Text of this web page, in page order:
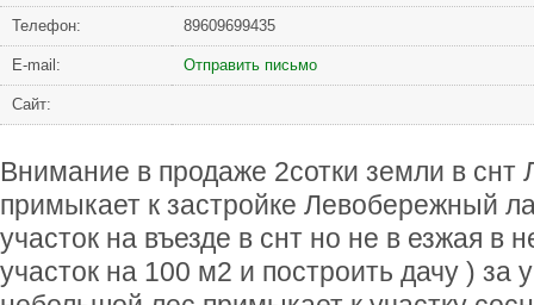
Телефон: 89609699435
Е-mail: Отправить письмо
Сайт:
Внимание в продаже 2сотки земли в снт
примыкает к застройке Левобережный
участок на въезде в снт но не в езжая в
участок на 100 м2 и построить дачу ) за